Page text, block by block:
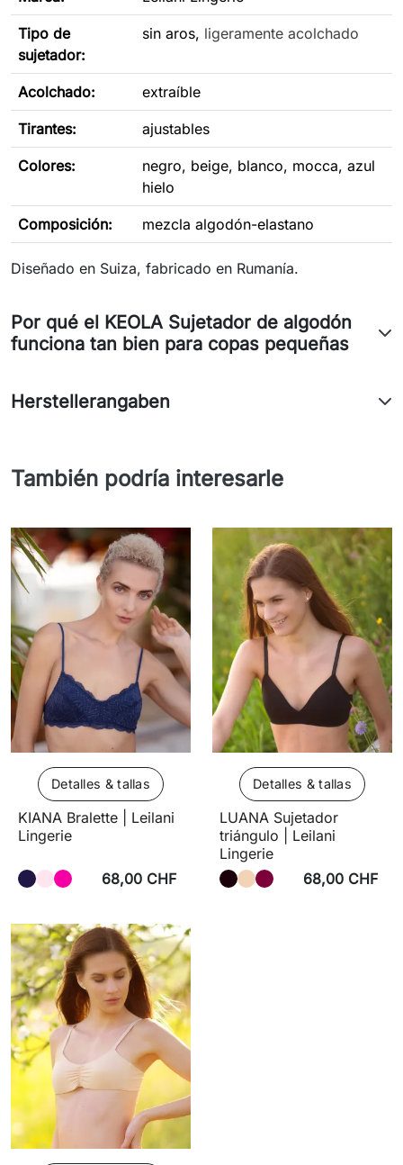
Tipo de
sujetador:
sin aros, ligeramente acolchado
Acolchado: extraíble
Tirantes: ajustables
Colores:
negro, beige, blanco, mocca, azul
hielo
Composición: mezcla algodón-elastano
Diseñado en Suiza, fabricado en Rumanía.
Por qué el KEOLA Sujetador de algodón
funciona tan bien para copas pequeñas
Herstellerangaben
También podría interesarle
Detalles & tallas
KIANA Bralette | Leilani
Lingerie
68,00 CHF
Detalles & tallas
LUANA Sujetador
triángulo | Leilani
Lingerie
68,00 CHF